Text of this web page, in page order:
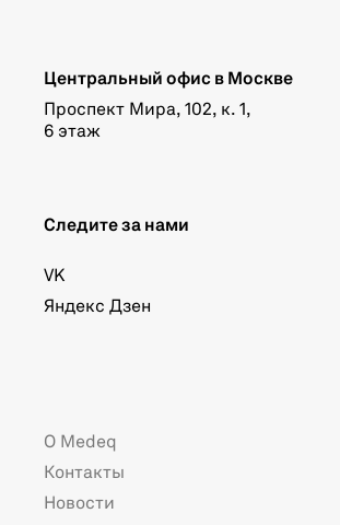
Центральный офис в Москве
Проспект Мира, 102, к. 1,
6 этаж
Следите за нами
VK
Яндекс Дзен
О Medeq
Контакты
Новости